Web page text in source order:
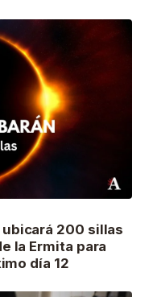
200 sillas
la Ermita para
día 12